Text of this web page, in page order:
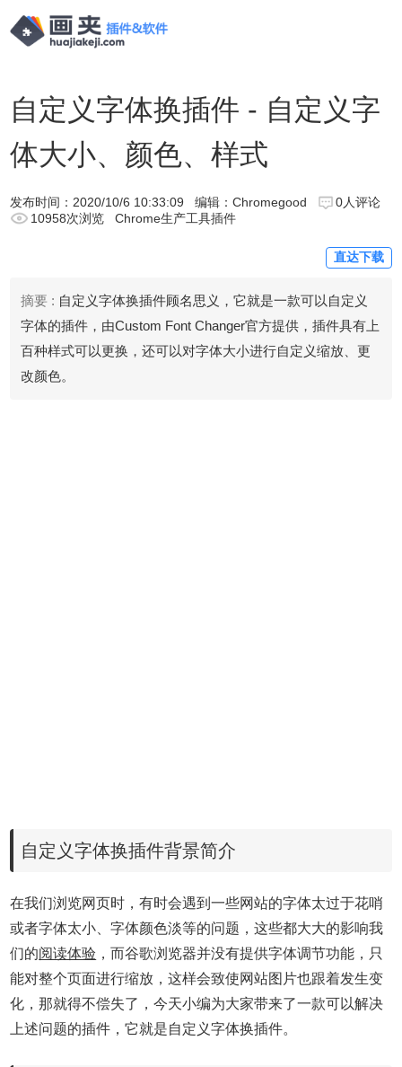
自定义字体换插件 - 自定义字
体大小、颜色、样式
发布时间： 2020/10/6 10:33:09 编辑：Chromegood
0人评论
10958次浏览
Chrome生产工具插件
直达下载
摘要 : 自定义字体换插件顾名思义，它就是一款可以自定义
字体的插件，由Custom Font Changer官方提供，插件具有上
百种样式可以更换，还可以对字体大小进行自定义缩放、更
改颜色。
自定义字体换插件背景简介
在我们浏览网页时，有时会遇到一些网站的字体太过于花哨
或者字体太小、字体颜色淡等的问题，这些都大大的影响我
们的阅读体验 ，而谷歌浏览器并没有提供字体调节功能，只
能对整个页面进行缩放，这样会致使网站图片也跟着发生变
化，那就得不偿失了，今天小编为大家带来了一款可以解决
上述问题的插件，它就是自定义字体换插件。